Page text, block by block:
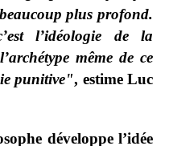
plus profond.
l’idéologie de la
même de ce
punitive", estime Luc
développe l’idée